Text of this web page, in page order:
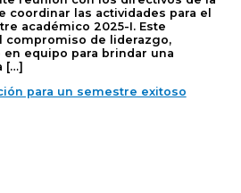
coordinar las actividades para el
académico 2025-I. Este
compromiso de liderazgo,
en equipo para brindar una
[…]
para un semestre exitoso